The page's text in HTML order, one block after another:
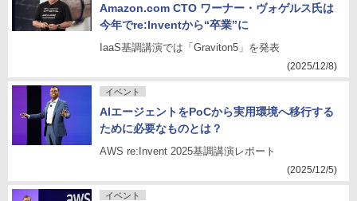
Amazon.com CTO ワーナー・ヴォゲルス氏は
今年でre:Inventから“卒業”に
IaaS基調講演では「Graviton5」を発表
(2025/12/8)
イベント
AIエージェントをPoCから実用環境へ移行する
ために必要なものとは？
AWS re:Invent 2025基調講演レポート
(2025/12/5)
イベント